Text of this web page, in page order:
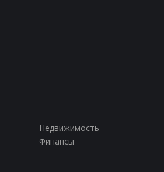
Недвижимость
Финансы